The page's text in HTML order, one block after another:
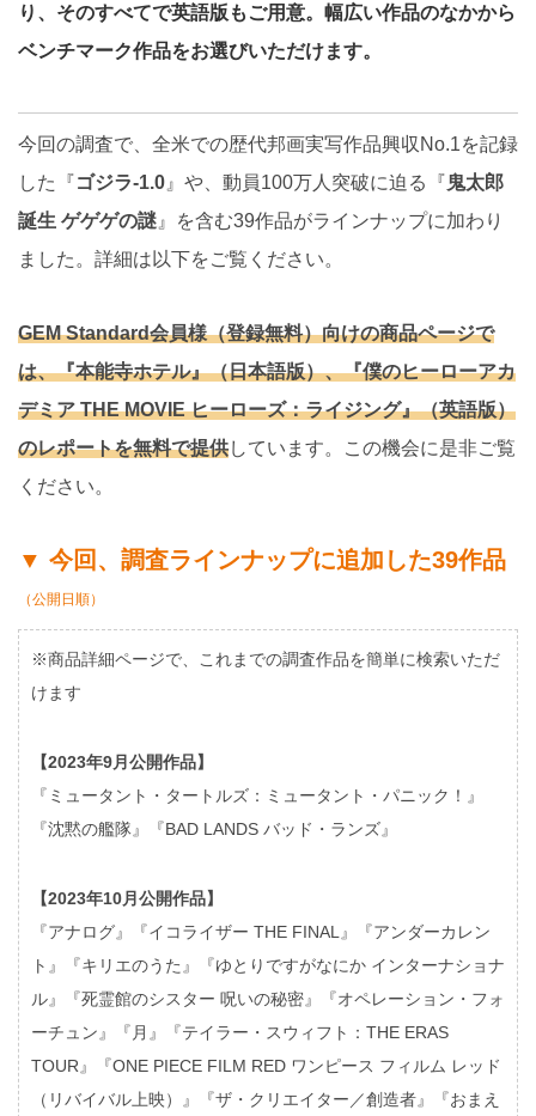
り、そのすべてで英語版もご用意。幅広い作品のなかから
ベンチマーク作品をお選びいただけます。
今回の調査で、全米での歴代邦画実写作品興収No.1を記録
した『ゴジラ-1.0 』や、動員100万人突破に迫る『鬼太郎
誕生 ゲゲゲの謎 』を含む39作品がラインナップに加わり
ました。詳細は以下をご覧ください。
GEM Standard会員様（登録無料）向けの商品ページで
は、『本能寺ホテル』（日本語版）、『僕のヒーローアカ
デミア THE MOVIE ヒーローズ：ライジング』（英語版）
のレポートを無料で提供しています。この機会に是非ご覧
ください。
▼ 今回、調査ラインナップに追加した39作品
（公開日順）
※商品詳細ページで、これまでの調査作品を簡単に検索いただ
けます
【2023年9月公開作品】
『ミュータント・タートルズ：ミュータント・パニック！』
『沈黙の艦隊』『BAD LANDS バッド・ランズ』
【2023年10月公開作品】
『アナログ』『イコライザー THE FINAL』『アンダーカレン
ト』『キリエのうた』『ゆとりですがなにか インターナショナ
ル』『死霊館のシスター 呪いの秘密』『オペレーション・フォ
ーチュン』『月』『テイラー・スウィフト：THE ERAS
TOUR』『ONE PIECE FILM RED ワンピース フィルム レッド
（リバイバル上映）』『ザ・クリエイター／創造者』『おまえ